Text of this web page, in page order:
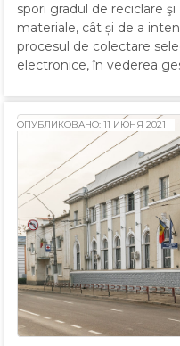
spori gradul de reciclare
materiale, cât și de a
procesul de colectare
electronice, în vederea
ОПУБЛИКОВАНО: 11 ИЮНЯ 2021